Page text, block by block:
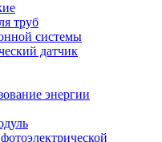
труб
системы
датчик
энергии